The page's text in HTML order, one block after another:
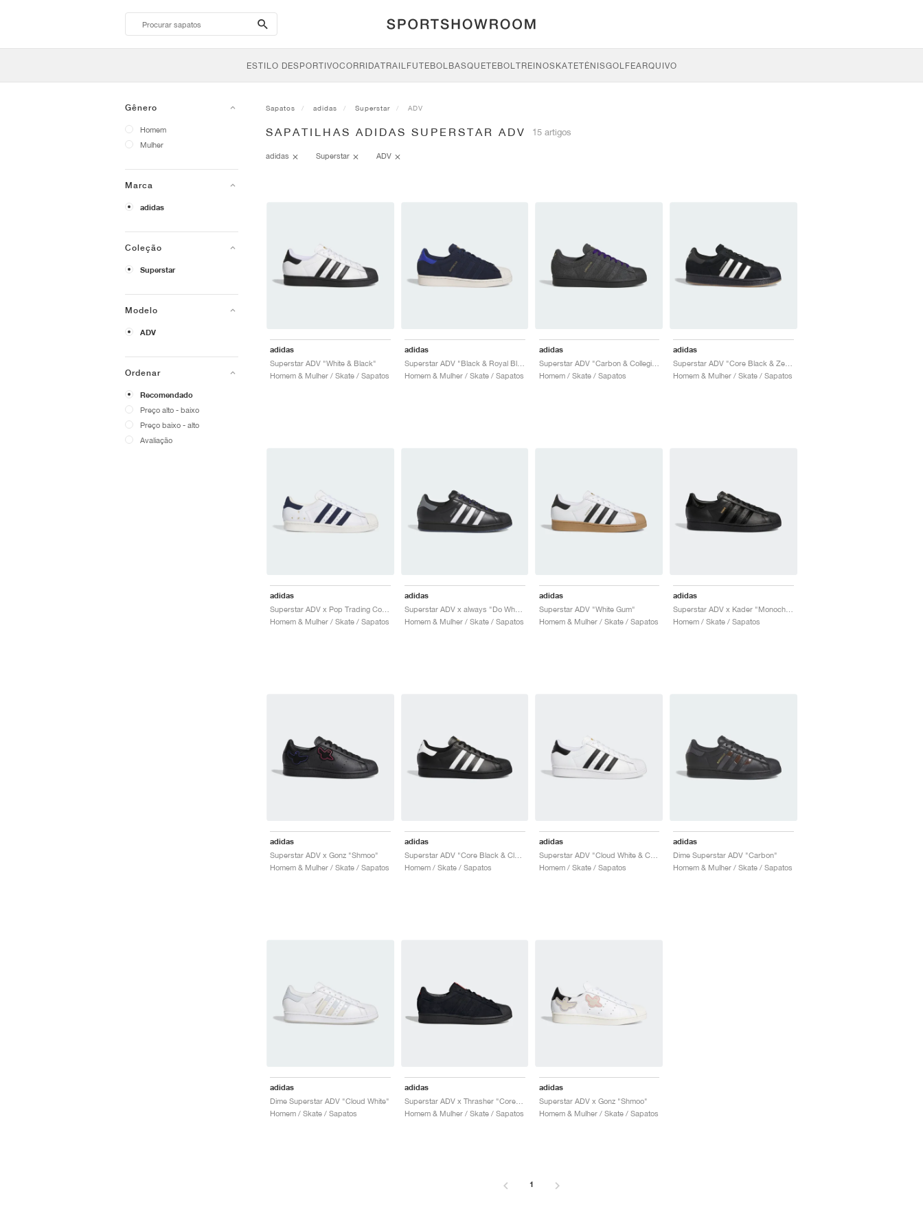
search-
btn
ESTILO DESPORTIVOCORRIDATRAILFUTEBOLBASQUETEBOLTREINOSKATETÉNISGOLFEARQUIVO
Gênero
Homem
Mulher
Marca
adidas
Coleção
Superstar
Modelo
ADV
Ordenar
Recomendado
Preço alto - baixo
Preço baixo - alto
Avaliação
Sapatos adidas Superstar ADV
SAPATILHAS ADIDAS SUPERSTAR ADV 15 artigos
adidas Superstar ADV
adidas
Superstar ADV "White & Black"
Homem & Mulher / Skate / Sapatos
adidas
Superstar ADV "Black & Royal Blue"
Homem & Mulher / Skate / Sapatos
adidas
Superstar ADV "Carbon & Collegiate Purple"
Homem / Skate / Sapatos
adidas
Homem & Mulher / Skate / Sapatos
adidas
Homem & Mulher / Skate / Sapatos
adidas
Superstar ADV x always "Do What You Should Do"
Homem & Mulher / Skate / Sapatos
adidas
Superstar ADV "White Gum"
Homem & Mulher / Skate / Sapatos
adidas
Homem / Skate / Sapatos
adidas
Superstar ADV x Gonz "Shmoo"
Homem & Mulher / Skate / Sapatos
adidas
Superstar ADV "Core Black & Cloud White"
Homem / Skate / Sapatos
adidas
Superstar ADV "Cloud White & Core Black"
Homem / Skate / Sapatos
adidas
Dime Superstar ADV "Carbon"
Homem & Mulher / Skate / Sapatos
adidas
Dime Superstar ADV "Cloud White"
Homem / Skate / Sapatos
adidas
Superstar ADV x Thrasher "Core Black & Scarlet"
Homem & Mulher / Skate / Sapatos
adidas
Superstar ADV x Gonz "Shmoo"
Homem & Mulher / Skate / Sapatos
1